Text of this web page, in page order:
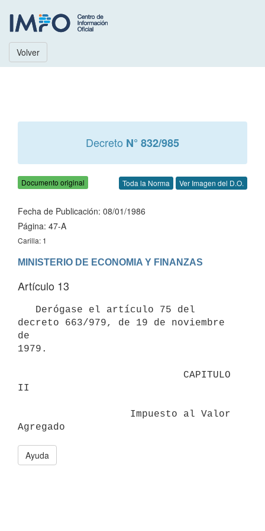
Volver
Decreto N° 832/985
Documento original Toda la Norma Ver Imagen del D.O.
Fecha de Publicación: 08/01/1986
Página: 47-A
Carilla: 1
MINISTERIO DE ECONOMIA Y FINANZAS
Artículo 13
decreto 663/979, de 19 de noviembre
de
1979.
II
Ayuda